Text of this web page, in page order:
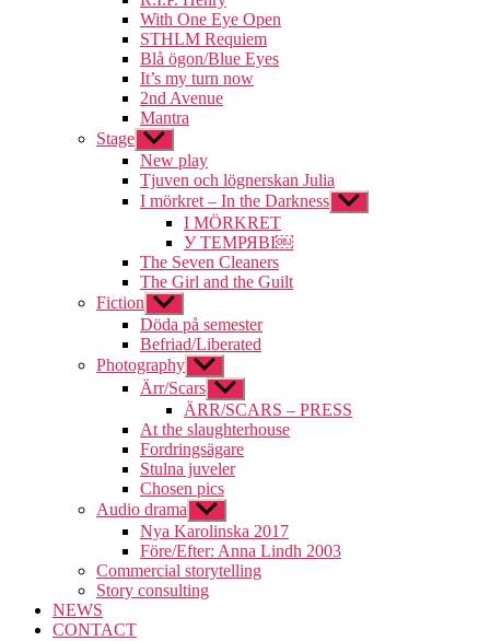
With One Eye Open
STHLM Requiem
Blå ögon/Blue Eyes
It’s my turn now
2nd Avenue
Mantra
Stage Visa
undermeny
New play
Tjuven och lögnerskan Julia
I mörkret – In the Darkness Visa
undermeny
I MÖRKRET
У ТЕМРЯВІ￼
The Seven Cleaners
The Girl and the Guilt
Fiction Visa
undermeny
Döda på semester
Befriad/Liberated
Photography Visa
undermeny
Ärr/Scars Visa
undermeny
ÄRR/SCARS – PRESS
At the slaughterhouse
Fordringsägare
Stulna juveler
Chosen pics
Audio drama Visa
undermeny
Nya Karolinska 2017
Före/Efter: Anna Lindh 2003
Commercial storytelling
Story consulting
NEWS
CONTACT